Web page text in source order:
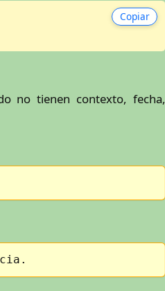
Copiar
no tienen contexto, fecha,